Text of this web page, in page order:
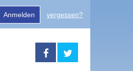
Anmelden vergessen?